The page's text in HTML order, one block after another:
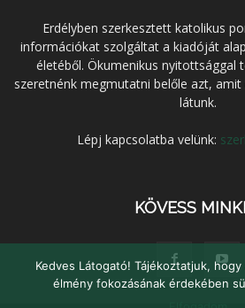
Erdélyben szerkesztett katolikus
információkat szolgáltat a kiadóját
életéből. Ökumenikus nyitottsággal
szeretnénk megmutatni belőle azt,
látunk.
Lépj kapcsolatba velünk:
KÖVESS
Kedves Látogató! Tájékoztatjuk,
élmény fokozásának érdekében